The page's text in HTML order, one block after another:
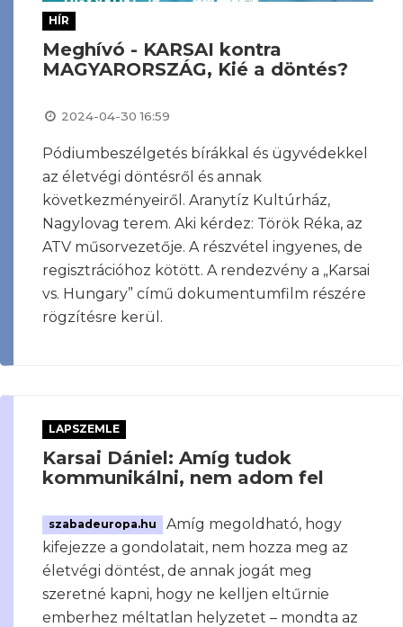
HÍR
Meghívó - KARSAI kontra
MAGYARORSZÁG, Kié a döntés?
2024-04-30 16:59
Pódiumbeszélgetés bírákkal és ügyvédekkel
az életvégi döntésről és annak
következményeiről. Aranytíz Kultúrház,
Nagylovag terem. Aki kérdez: Török Réka, az
ATV műsorvezetője. A részvétel ingyenes, de
regisztrációhoz kötött. A rendezvény a „Karsai
vs. Hungary” című dokumentumfilm részére
rögzítésre kerül.
LAPSZEMLE
Karsai Dániel: Amíg tudok
kommunikálni, nem adom fel
szabadeuropa.hu
Amíg megoldható, hogy
kifejezze a gondolatait, nem hozza meg az
életvégi döntést, de annak jogát meg
szeretné kapni, hogy ne kelljen eltűrnie
emberhez méltatlan helyzetet – mondta az